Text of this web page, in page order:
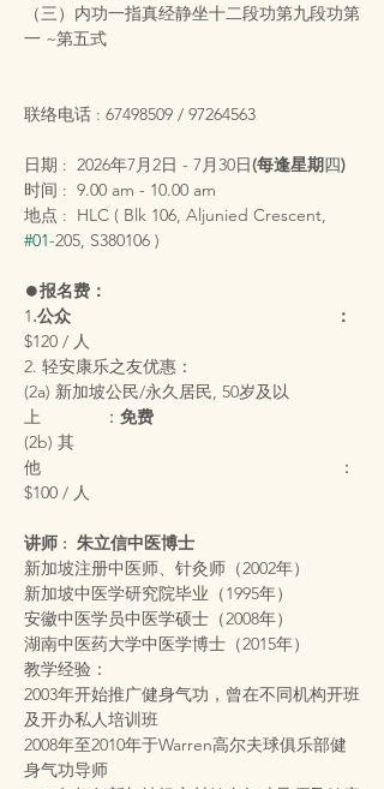
（三）内功一指真经静坐十二段功第九段功第
一 ~第五式
联络电话 : 67498509 / 97264563
日期 :  2026年7月2日 - 7月30日(每逢星期四)
时间 :  9.00 am - 10.00 am
地点 :  HLC ( Blk 106, Aljunied Crescent,
#01-205, S380106 )
⏺️报名费：
1.公众                                                       ：
$120 / 人
2. 轻安康乐之友优惠：
(2a) 新加坡公民/永久居民, 50岁及以
上             ： 免费
(2b) 其
他                                                              ：
$100 / 人
讲师 :  朱立信中医博士
新加坡注册中医师、针灸师（2002年）
新加坡中医学研究院毕业（1995年）
安徽中医学员中医学硕士（2008年）
湖南中医药大学中医学博士（2015年）
教学经验：
2003年开始推广健身气功，曾在不同机构开班
及开办私人培训班
2008年至2010年于Warren高尔夫球俱乐部健
身气功导师